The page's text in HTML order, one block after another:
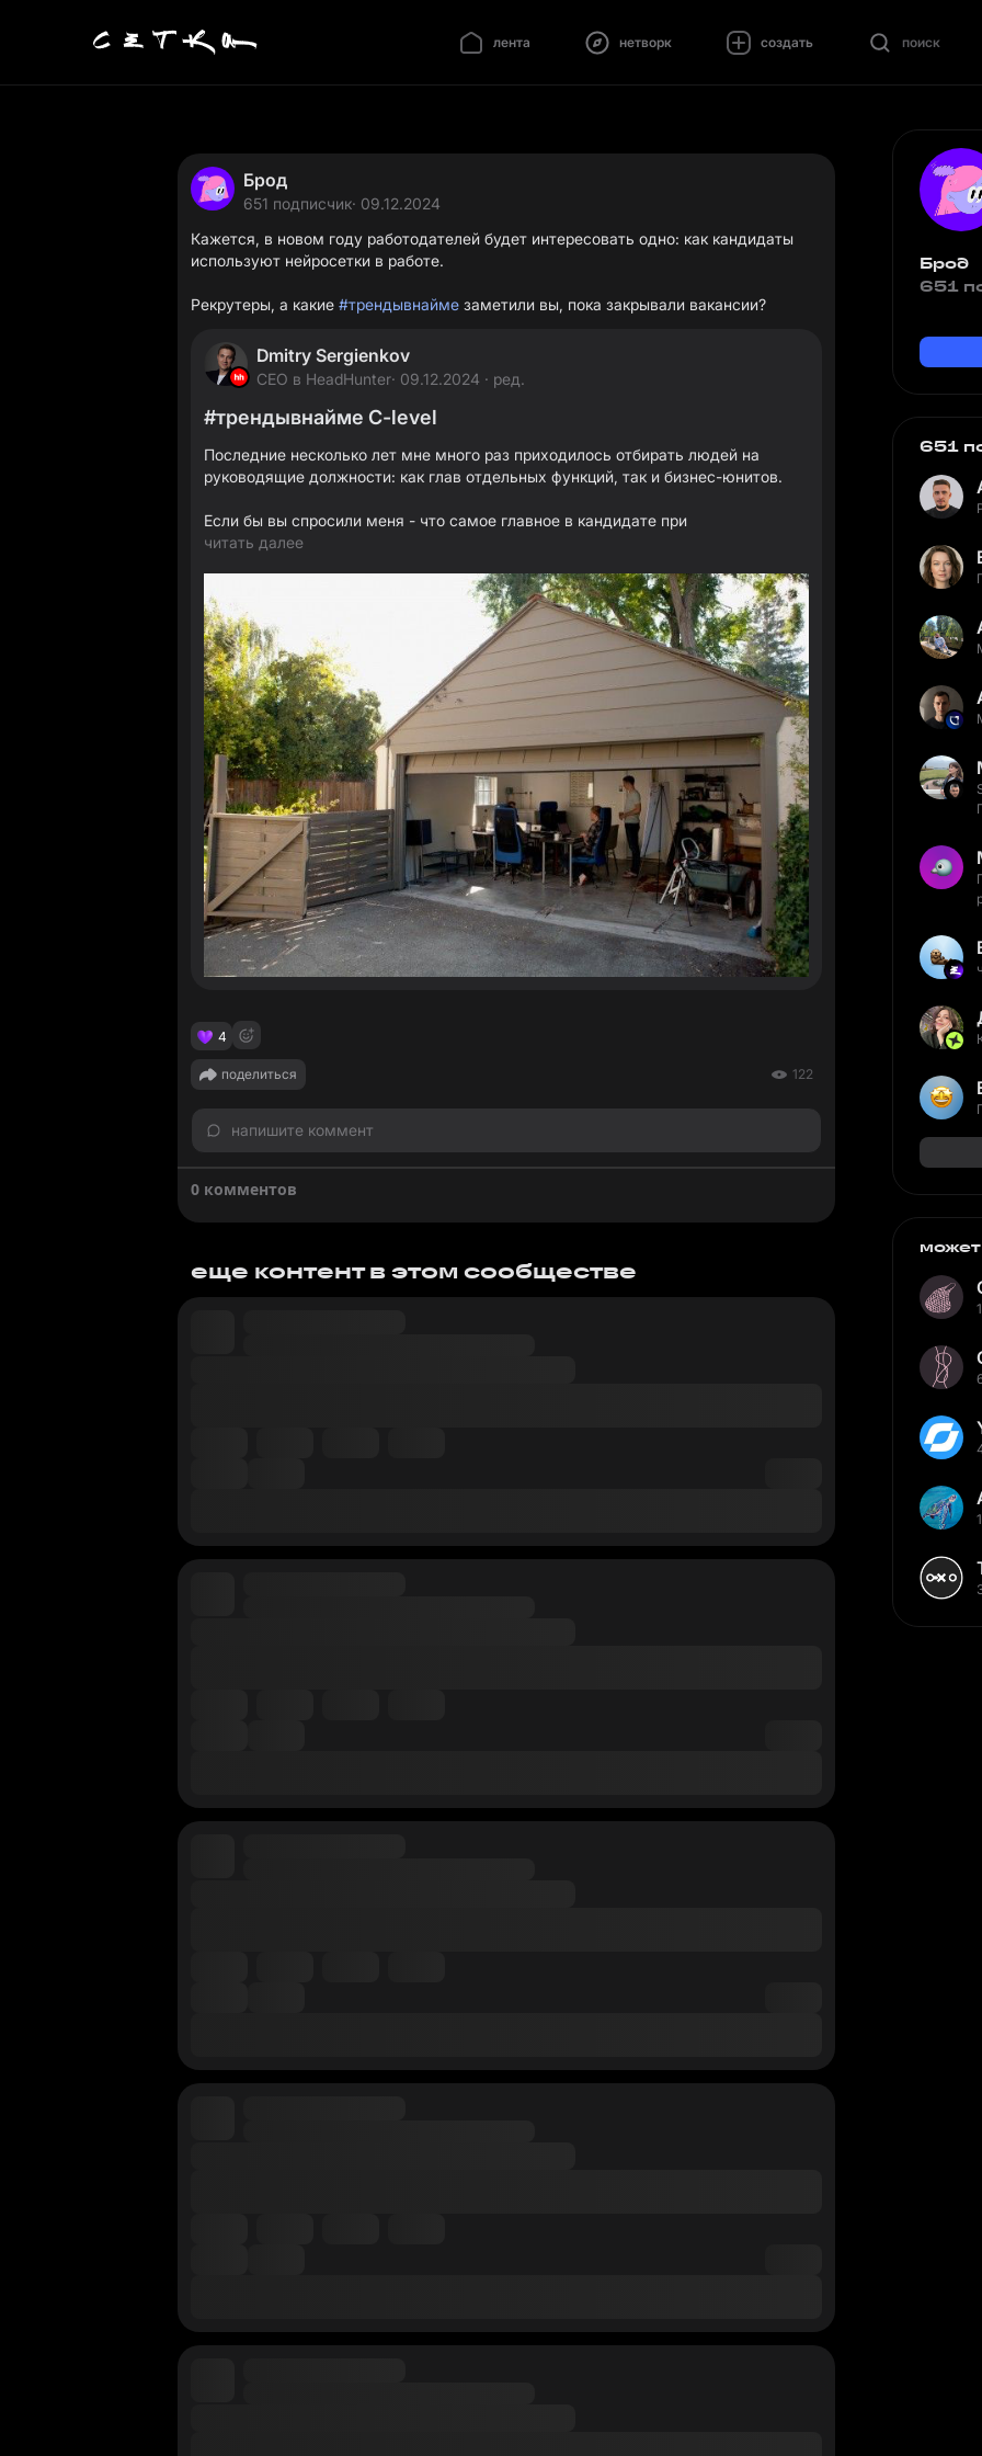
лента нетворк создать поиск
Брод
651 подписчик· 09.12.2024
Кажется, в новом году работодателей будет интересовать одно: как кандидаты
используют нейросетки в работе.
Рекрутеры, а какие #трендывнайме заметили вы, пока закрывали вакансии?
Dmitry Sergienkov
CEO в HeadHunter· 09.12.2024 · ред.
#трендывнайме C-level
Последние несколько лет мне много раз приходилось отбирать людей на
руководящие должности: как глав отдельных функций, так и бизнес-юнитов.
Если бы вы спросили меня - что самое главное в кандидате при
читать далее
4
поделиться 122
напишите коммент
0 комментов
еще контент в этом сообществе
Брод
651
651